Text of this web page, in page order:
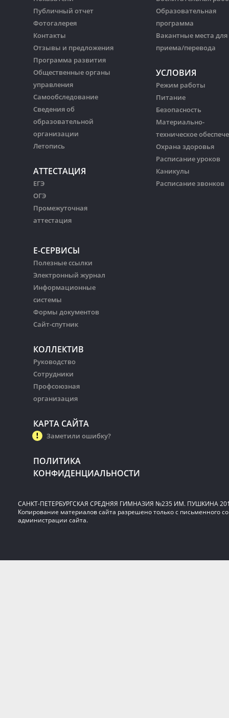
Публичный отчет
Фотогалерея
Контакты
Отзывы и предложения
Программа развития
Общественные органы
управления
Самообследование
Сведения об
образовательной
организации
Летопись
АТТЕСТАЦИЯ
ЕГЭ
ОГЭ
Промежуточная
аттестация
Образовательная
программа
Вакантные места для
приема/перевода
УСЛОВИЯ
Режим работы
Питание
Безопасность
Материально-
техническое
Охрана здоровья
Расписание уроков
Каникулы
Расписание звонков
Е-СЕРВИСЫ
Полезные ссылки
Электронный журнал
Информационные
системы
Формы документов
Сайт-спутник
КОЛЛЕКТИВ
Руководство
Сотрудники
Профсоюзная
организация
КАРТА САЙТА
Заметили ошибку?
ПОЛИТИКА
КОНФИДЕНЦИАЛЬНОСТИ
САНКТ-ПЕТЕРБУРГСКАЯ СРЕДНЯЯ ГИМНАЗИЯ №235 ИМ. ПУШКИНА
Копирование материалов сайта разрешено только с письменного
администрации сайта.